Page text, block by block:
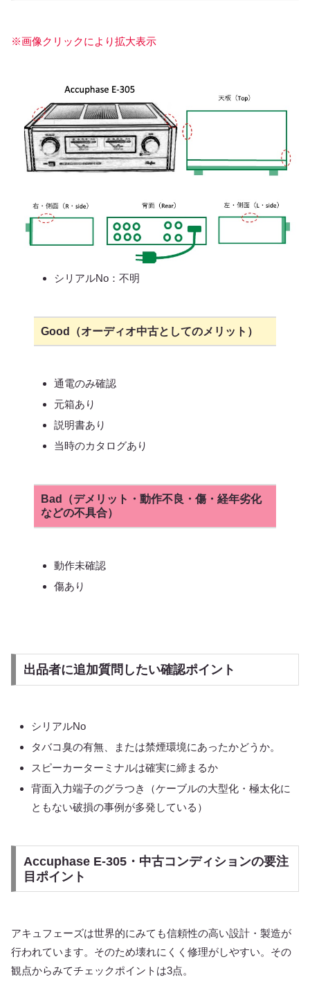
※画像クリックにより拡大表示
シリアルNo：不明
Good（オーディオ中古としてのメリット）
通電のみ確認
元箱あり
説明書あり
当時のカタログあり
Bad（デメリット・動作不良・傷・経年劣化
などの不具合）
動作未確認
傷あり
出品者に追加質問したい確認ポイント
シリアルNo
タバコ臭の有無、または禁煙環境にあったかどうか。
スピーカーターミナルは確実に締まるか
背面入力端子のグラつき（ケーブルの大型化・極太化に
ともない破損の事例が多発している）
Accuphase E-305・中古コンディションの要注
目ポイント
アキュフェーズは世界的にみても信頼性の高い設計・製造が
行われています。そのため壊れにくく修理がしやすい。その
観点からみてチェックポイントは3点。